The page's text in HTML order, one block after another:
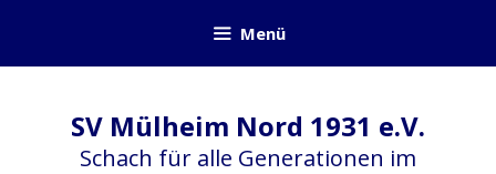
springen
Menü
SV Mülheim Nord 1931 e.V.
Schach für alle Generationen im